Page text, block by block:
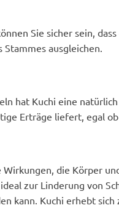
Sie sicher sein,
ausgleichen.
hat Kuchi eine
Erträge liefert, egal
Wirkungen, die Körper
zur Linderung von
kann. Kuchi erhebt